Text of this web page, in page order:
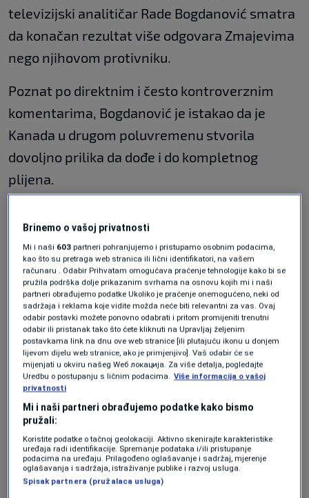
televizijski analitičar Rade Bogdanović smatra
da konačan rezultat više odgovara Zmajevima
nego njihovom protivniku.
Poznat po direktnim i često kontroverznim
komentarima, Bogdanović je istakao da je
Kanada u drugom poluvremenu stvorila
dovoljno prilika da dođe i do kompletnog
plijena.
"Bosna i Hercegovina
imala je mnogo sreće"
Analizirajući dešavanja na terenu, Bogdanović
je naglasio da je reprezentacija Bosne i
Hercegovine u nastavku utakmice bila pod
velikim pritiskom.
"Koliko sam platio kartu? Nemoj to
ubit će me žena" (VIDEO)
Legendarni Schweinsteiger pratio
meč Zmajeva u Torontu pa otkrio šta
ga je zasmetalo: "Zašto to rade?!"
NOGOMET|13. jun.
Brinemo o vašoj privatnosti
Mi i naši 603 partneri pohranjujemo i pristupamo osobnim podacima,
kao što su pretraga web stranica ili lični identifikatori, na vašem
računaru . Odabir Prihvatam omogućava praćenje tehnologije kako bi se
pružila podrška dolje prikazanim svrhama na osnovu kojih mi i naši
partneri obrađujemo podatke Ukoliko je praćenje onemogućeno, neki od
sadržaja i reklama koje vidite možda neće biti relevantni za vas. Ovaj
odabir postavki možete ponovno odabrati i pritom promijeniti trenutni
odabir ili pristanak tako što ćete kliknuti na Upravljaj željenim
postavkama link na dnu ove web stranice [ili plutajuću ikonu u donjem
lijevom dijelu web stranice, ako je primjenjivo]. Vaš odabir će se
mijenjati u okviru našeg Wеб локација. Za više detalja, pogledajte
Uredbu o postupanju s ličnim podacima. Više informacija o vašoj
privatnosti
Mi i naši partneri obrađujemo podatke kako bismo
pružali:
Koristite podatke o tačnoj geolokaciji. Aktivno skenirajte karakteristike
uređaja radi identifikacije. Spremanje podataka i/ili pristupanje
podacima na uređaju. Prilagođeno oglašavanje i sadržaj, mjerenje
oglašavanja i sadržaja, istraživanje publike i razvoj usluga.
Spisak partnera (pružalaca usluga)